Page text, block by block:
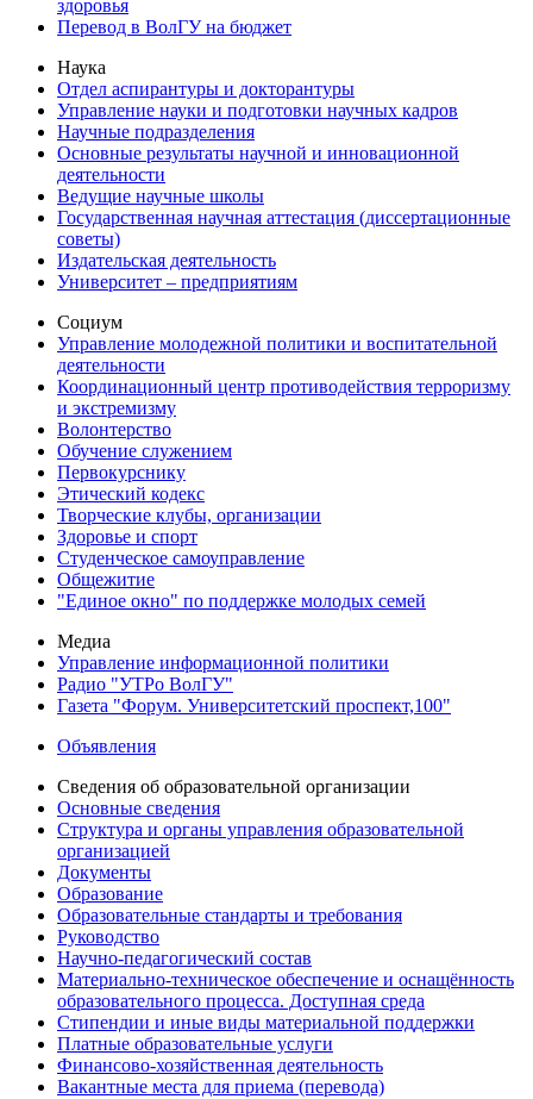
здоровья
Перевод в ВолГУ на бюджет
Наука
Отдел аспирантуры и докторантуры
Управление науки и подготовки научных кадров
Научные подразделения
Основные результаты научной и инновационной
деятельности
Ведущие научные школы
Государственная научная аттестация (диссертационные
советы)
Издательская деятельность
Университет – предприятиям
Социум
Управление молодежной политики и воспитательной
деятельности
Координационный центр противодействия терроризму
и экстремизму
Волонтерство
Обучение служением
Первокурснику
Этический кодекс
Творческие клубы, организации
Здоровье и спорт
Студенческое самоуправление
Общежитие
"Единое окно" по поддержке молодых семей
Медиа
Управление информационной политики
Радио "УТРо ВолГУ"
Газета "Форум. Университетский проспект,100"
Объявления
Сведения об образовательной организации
Основные сведения
Структура и органы управления образовательной
организацией
Документы
Образование
Образовательные стандарты и требования
Руководство
Научно-педагогический состав
Материально-техническое обеспечение и оснащённость
образовательного процесса. Доступная среда
Стипендии и иные виды материальной поддержки
Платные образовательные услуги
Финансово-хозяйственная деятельность
Вакантные места для приема (перевода)